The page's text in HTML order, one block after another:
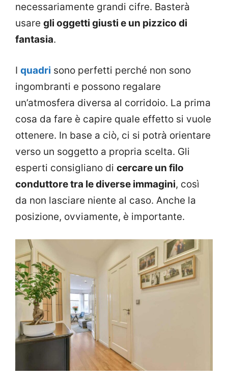
necessariamente grandi cifre. Basterà
usare gli oggetti giusti e un pizzico di
fantasia.
I quadri sono perfetti perché non sono
ingombranti e possono regalare
un’atmosfera diversa al corridoio. La prima
cosa da fare è capire quale effetto si vuole
ottenere. In base a ciò, ci si potrà orientare
verso un soggetto a propria scelta. Gli
esperti consigliano di cercare un filo
conduttore tra le diverse immagini, così
da non lasciare niente al caso. Anche la
posizione, ovviamente, è importante.